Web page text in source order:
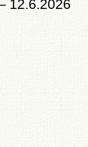
12.6.2026